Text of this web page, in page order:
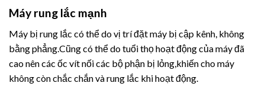
Máy rung lắc mạnh
Máy bị rung lắc có thể do vị trí đặt máy bị cập kênh, không
bằng phẳng.Cũng có thể do tuổi thọ hoạt động của máy đã
cao nên các ốc vít nối các bộ phận bị lỏng,khiến cho máy
không còn chắc chắn và rung lắc khi hoạt động.